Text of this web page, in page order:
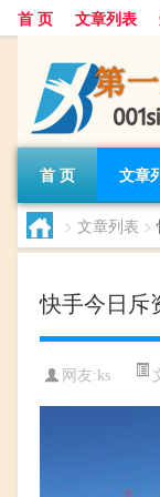
首 页 文章列表
首 页 文章
> 文章列表 >
快手今日斥
网友: ks